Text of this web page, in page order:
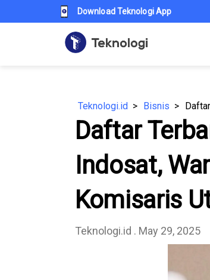
Download Teknologi App
Teknologi.id Bisnis
Daftar
Indosat,
Komisaris
Teknologi.id . May 29, 2025